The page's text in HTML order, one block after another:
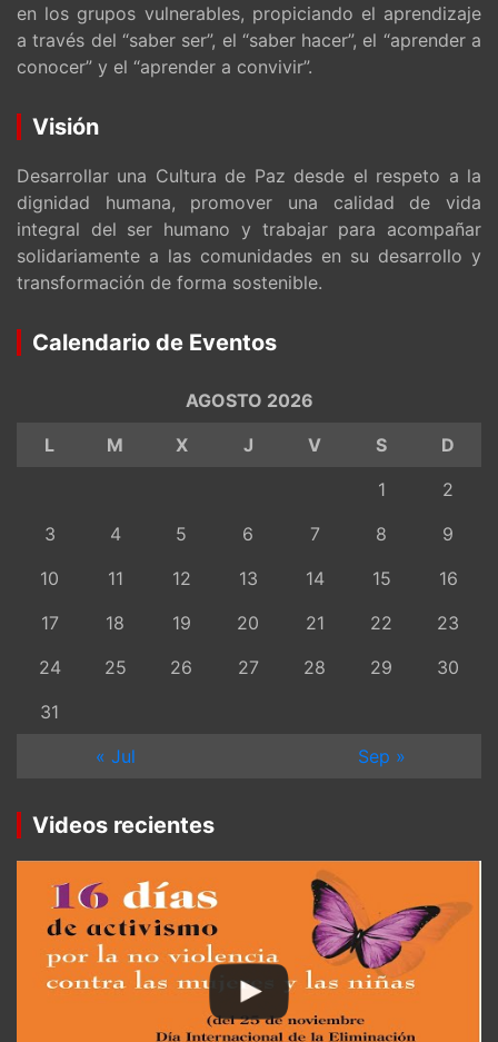
en los grupos vulnerables, propiciando el aprendizaje
a través del “saber ser”, el “saber hacer”, el “aprender a
conocer” y el “aprender a convivir”.
Visión
Desarrollar una Cultura de Paz desde el respeto a la
dignidad humana, promover una calidad de vida
integral del ser humano y trabajar para acompañar
solidariamente a las comunidades en su desarrollo y
transformación de forma sostenible.
Calendario de Eventos
AGOSTO 2026
L
M X J V S
D
1
2
3
4 5 6 7 8
9
10
11 12 13 14 15
16
17
18 19 20 21 22
23
24
25 26 27 28 29
30
31
« Jul
Sep »
Videos recientes